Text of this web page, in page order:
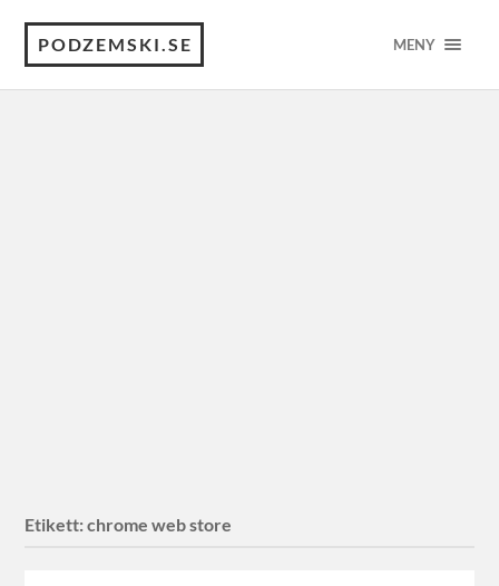
PODZEMSKI.SE MENY
Etikett:chrome web store